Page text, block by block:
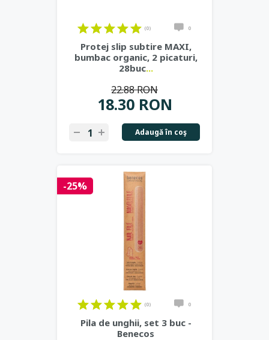
(0) 0
Protej slip subtire MAXI,
bumbac organic, 2 picaturi,
28buc...
18.30 RON
22.88 RON
Adaugă în coş
-25%
(0) 0
Pila de unghii, set 3 buc -
Benecos